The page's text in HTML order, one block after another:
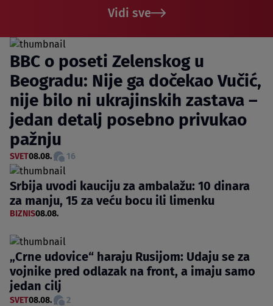
Vidi sve
BBC o poseti Zelenskog u
Beogradu: Nije ga dočekao Vučić,
nije bilo ni ukrajinskih zastava –
jedan detalj posebno privukao
pažnju
SVET08.08. 16
Srbija uvodi kauciju za ambalažu: 10 dinara
za manju, 15 za veću bocu ili limenku
BIZNIS08.08.
„Crne udovice“ haraju Rusijom: Udaju se za
vojnike pred odlazak na front, a imaju samo
jedan cilj
SVET08.08. 2